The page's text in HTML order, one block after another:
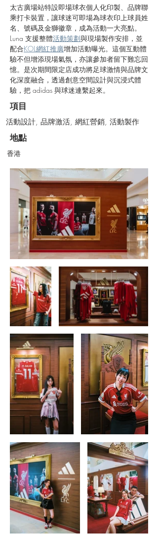
太古廣場站特設即場球衣個人化印製、品牌聯
乘打卡裝置，讓球迷可即場為球衣印上球員姓
名、號碼及金獅徽章，成為活動一大亮點。
Luna 支援整體活動策劃與現場製作安排，並
配合KOL網紅推廣增加活動曝光。這個互動體
驗不但增添現場氣氛，亦讓參加者留下難忘回
憶。是次期間限定店成功將足球激情與品牌文
化深度融合，透過創意空間設計與沉浸式體
驗，把 adidas 與球迷連繫起來。
項目
活動設計, 品牌激活, 網紅營銷, 活動製作
地點
香港